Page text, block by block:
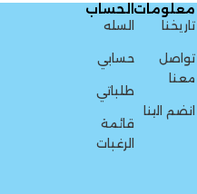
معلومات
تاريخنا
تواصل
معنا
انضم الينا
الحساب
السله
حسابي
طلباتي
قائمة
الرغبات